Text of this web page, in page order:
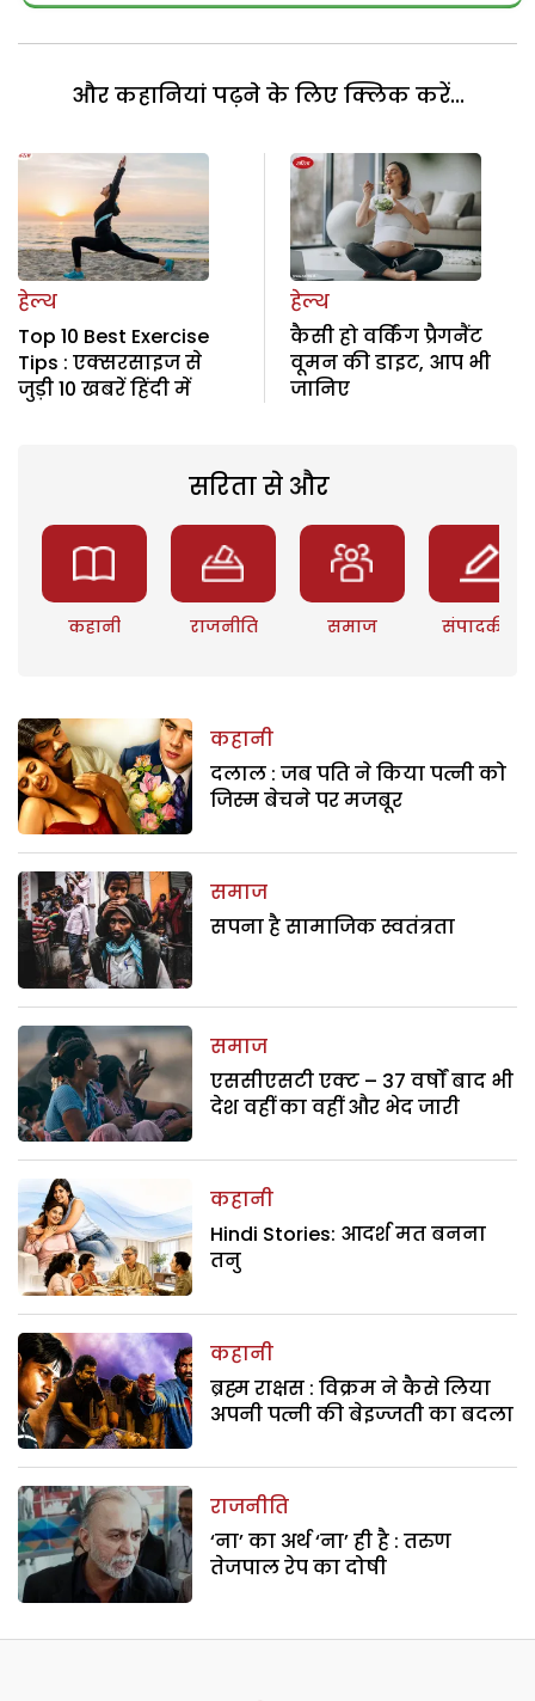
और कहानियां पढ़ने के लिए क्लिक करें...
हेल्थ
Top 10 Best Exercise
Tips : एक्सरसाइज से
जुड़ी 10 खबरें हिंदी में
हेल्थ
कैसी हो वर्किंग प्रैगनैंट
वूमन की डाइट, आप भी
जानिए
सरिता से और
कहानी राजनीति समाज संपादकीय
कहानी
दलाल : जब पति ने किया पत्नी को
जिस्म बेचने पर मजबूर
समाज
सपना है सामाजिक स्वतंत्रता
समाज
एससीएसटी एक्ट – 37 वर्षों बाद भी
देश वहीं का वहीं और भेद जारी
कहानी
Hindi Stories: आदर्श मत बनना
तनु
कहानी
ब्रह्म राक्षस : विक्रम ने कैसे लिया
अपनी पत्नी की बेइज्जती का बदला
राजनीति
‘ना’ का अर्थ ‘ना’ ही है : तरुण
तेजपाल रेप का दोषी